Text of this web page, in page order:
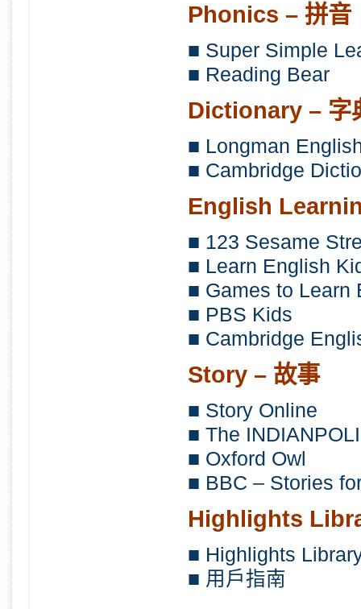
Phonics – 拼音
■ Super Simple
■ Reading Bear
Dictionary – 字
■ Longman
■ Cambridge
English
■ 123 Sesame
■ Learn English
■ Games to Learn
■ PBS Kids
■ Cambridge
Story – 故事
■ Story Online
■ The
■ Oxford Owl
■ BBC – Stories
Highlights
■ Highlights
■ 用戶指南